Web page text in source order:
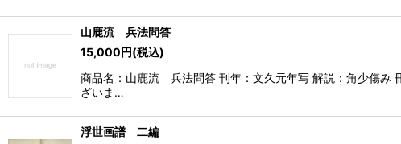
山鹿流 兵法問答
15,000円(税込)
商品名：山鹿流 兵法問答 刊年：文久元年写 解説：角少傷み
ざいま…
浮世画譜 二編